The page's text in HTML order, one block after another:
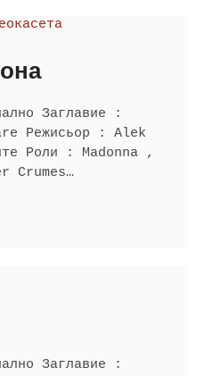
Заглавие :
Режисьор : Alek
Роли : Madonna ,
Crumes…
Заглавие :